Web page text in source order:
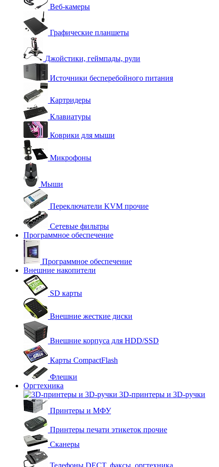
Веб-камеры
Графические планшеты
Джойстики, геймпады, рули
Источники бесперебойного питания
Картридеры
Клавиатуры
Коврики для мыши
Микрофоны
Мыши
Переключатели KVM прочие
Сетевые фильтры
Программное обеспечение
Программное обеспечение
Внешние накопители
SD карты
Внешние жесткие диски
Внешние корпуса для HDD/SSD
Карты CompactFlash
Флешки
Оргтехника
3D-принтеры и 3D-ручки
Принтеры и МФУ
Принтеры печати этикеток прочие
Сканеры
Телефоны DECT, факсы, оргтехника